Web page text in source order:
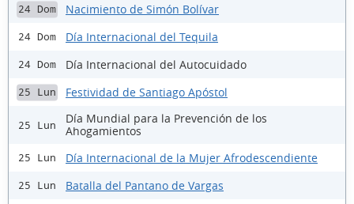
24 Dom Nacimiento de Simón Bolívar
24 Dom Día Internacional del Tequila
24 Dom Día Internacional del Autocuidado
25 Lun Festividad de Santiago Apóstol
25 Lun
Día Mundial para la Prevención de los
Ahogamientos
25 Lun Día Internacional de la Mujer Afrodescendiente
25 Lun Batalla del Pantano de Vargas